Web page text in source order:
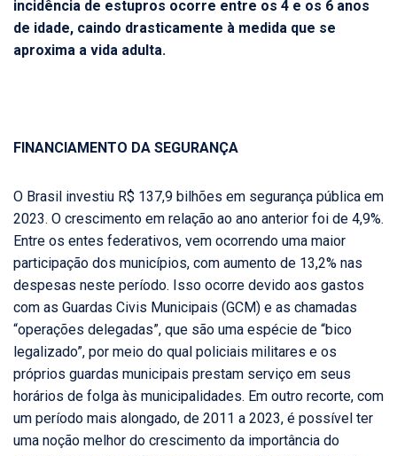
incidência de estupros ocorre entre os 4 e os 6 anos
de idade, caindo drasticamente à medida que se
aproxima a vida adulta.
FINANCIAMENTO DA SEGURANÇA
O Brasil investiu R$ 137,9 bilhões em segurança pública em
2023. O crescimento em relação ao ano anterior foi de 4,9%.
Entre os entes federativos, vem ocorrendo uma maior
participação dos municípios, com aumento de 13,2% nas
despesas neste período. Isso ocorre devido aos gastos
com as Guardas Civis Municipais (GCM) e as chamadas
“operações delegadas”, que são uma espécie de “bico
legalizado”, por meio do qual policiais militares e os
próprios guardas municipais prestam serviço em seus
horários de folga às municipalidades. Em outro recorte, com
um período mais alongado, de 2011 a 2023, é possível ter
uma noção melhor do crescimento da importância do